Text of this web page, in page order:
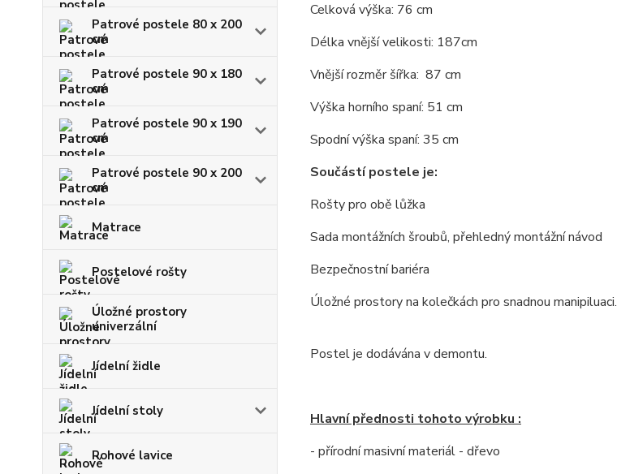
Patrové postele 80 x 200
cm
Patrové postele 90 x 180
cm
Patrové postele 90 x 190
cm
Patrové postele 90 x 200
cm
Matrace
Postelové rošty
Úložné prostory
univerzální
Jídelní židle
Jídelní stoly
Rohové lavice
Celková výška: 76 cm
Délka vnější velikosti: 187cm
Vnější rozměr šířka: 87 cm
Výška horního spaní: 51 cm
Spodní výška spaní: 35 cm
Součástí postele je:
Rošty pro obě lůžka
Sada montážních šroubů, přehledný montážní návod
Bezpečnostní bariéra
Úložné prostory na kolečkách pro snadnou manipiluaci.
Postel je dodávána v demontu.
Hlavní přednosti tohoto výrobku :
- přírodní masivní materiál - dřevo